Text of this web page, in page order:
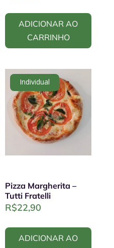
ADICIONAR AO
CARRINHO
Individual
Pizza Margherita –
Tutti Fratelli
R$22,90
ADICIONAR AO